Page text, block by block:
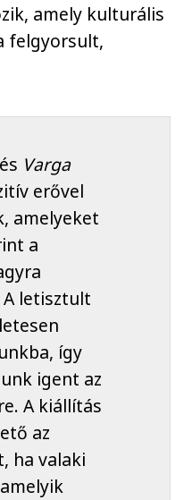
amely kulturális
felgyorsult,
Varga
erővel
amelyeket
a
A letisztult
így
igent az
A kiállítás
az
ha valaki